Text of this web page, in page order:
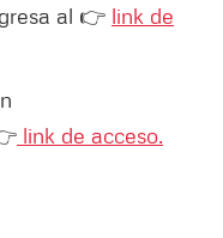
al 👉 link de
link de acceso.